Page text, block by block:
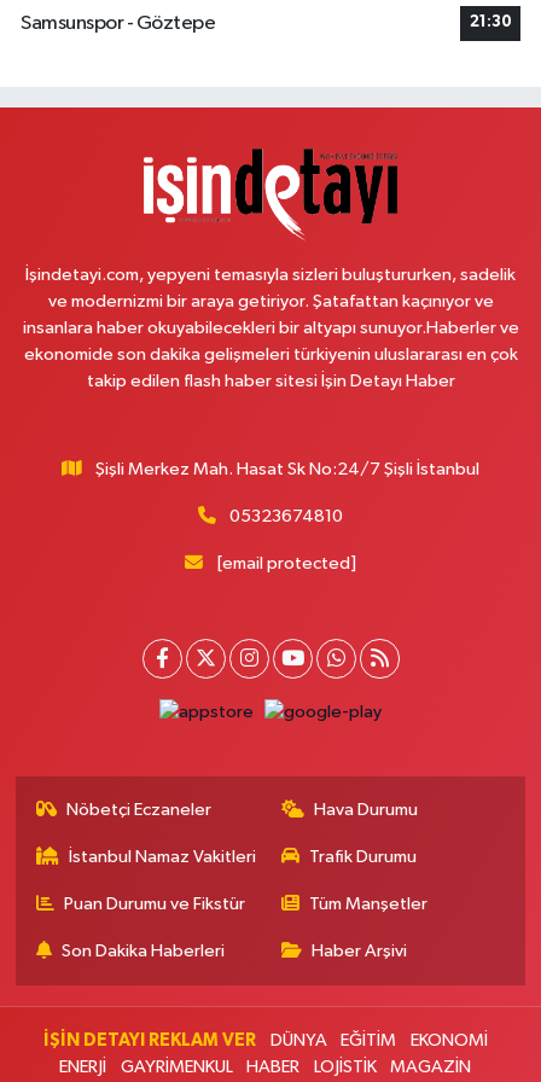
Velibaba Mahallesi Aydos Caddesi 17 JD AYDOSLAND SİTESİ ALTI
MİGROS YANI
İnönü Mahallesi Yeşiltepe Sokak 6A AKSOYLAR 2 DÜĞÜN SALONU KARŞISI
(DEMOKRASİ CADDESİ)
0 (216) 621 27 65 Yol Tarifi Al
Pamuk Eczanesi
Yunus Emre Mahallesi Veyselkaranı Caddesi 71 C ABİTLER DURAĞI
0 (216) 484 00 08 Yol Tarifi Al
ESKİ PTT YANI ZÜBEYDE HANIM AİLE SAĞLIĞI MERKEZİ KARŞISI
0 (216) 755 01 02 Yol Tarifi Al
Çağdaş Eczanesi
Buse Eczanesi
Döner'in arka sokağı, ŞOK marketin yanı
0 (216) 680 06 58 Yol Tarifi Al
Samsunspor - Göztepe
21:30
İşindetayi.com, yepyeni temasıyla sizleri buluştururken, sadelik
ve modernizmi bir araya getiriyor. Şatafattan kaçınıyor ve
insanlara haber okuyabilecekleri bir altyapı sunuyor.Haberler ve
ekonomide son dakika gelişmeleri türkiyenin uluslararası en çok
takip edilen flash haber sitesi İşin Detayı Haber
Şişli Merkez Mah. Hasat Sk No:24/7 Şişli İstanbul
05323674810
[email protected]
Nöbetçi Eczaneler Hava Durumu
İstanbul Namaz Vakitleri Trafik Durumu
Puan Durumu ve Fikstür Tüm Manşetler
Son Dakika Haberleri Haber Arşivi
İŞİN DETAYI REKLAM VER DÜNYA EĞİTİM
EKONOMİ
ENERJİ
GAYRİMENKUL HABER LOJİSTİK MAGAZİN